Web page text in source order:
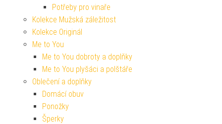
Potřeby pro vinaře
Kolekce Mužská záležitost
Kolekce Originál
Me to You
Me to You dobroty a doplňky
Me to You plyšáci a polštáře
Oblečení a doplňky
Domácí obuv
Ponožky
Šperky